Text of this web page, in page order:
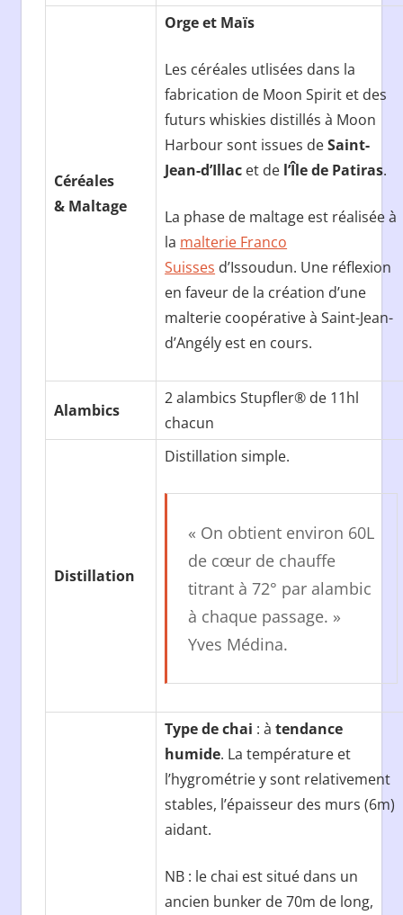
Céréales
& Maltage
Orge et Maïs
Les céréales utlisées dans la
fabrication de Moon Spirit et des
futurs whiskies distillés à Moon
Harbour sont issues deSaint-
Jean-d’Illac et de l’Île de Patiras.
La phase de maltage est réalisée à
la malterie Franco
Suisses d’Issoudun. Une réflexion
en faveur de la création d’une
malterie coopérative à Saint-Jean-
d’Angély est en cours.
Alambics
2 alambics Stupfler® de 11hl
chacun
Distillation
Distillation simple.
« On obtient environ 60L
de cœur de chauffe
titrant à 72° par alambic
à chaque passage. »
Yves Médina.
Type de chai : àtendance
humide. La température et
l’hygrométrie y sont relativement
stables, l’épaisseur des murs (6m)
aidant.
NB : le chai est situé dans un
ancien bunker de 70m de long,